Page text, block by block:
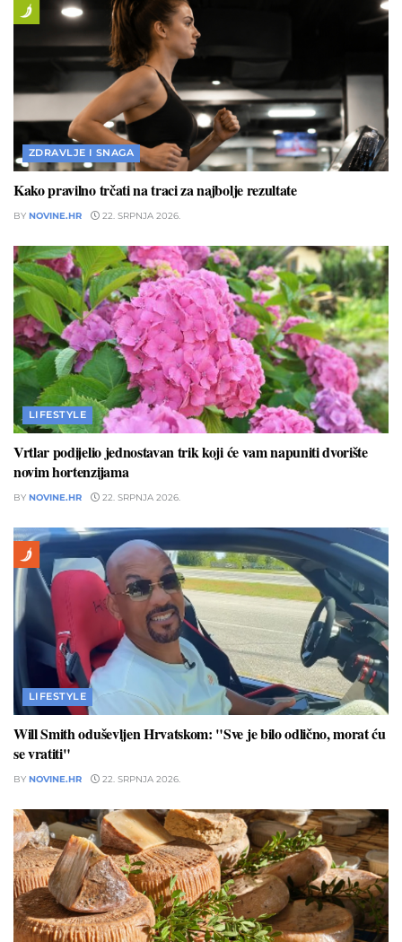
ZDRAVLJE I SNAGA
Kako pravilno trčati na traci za najbolje rezultate
BY NOVINE.HR 22. SRPNJA 2026.
LIFESTYLE
Vrtlar podijelio jednostavan trik koji će vam napuniti dvorište
novim hortenzijama
BY NOVINE.HR 22. SRPNJA 2026.
LIFESTYLE
Will Smith oduševljen Hrvatskom: "Sve je bilo odlično, morat ću
se vratiti"
BY NOVINE.HR 22. SRPNJA 2026.